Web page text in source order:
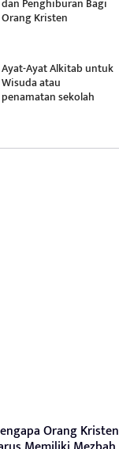
Orang Kristen
Ayat-Ayat Alkitab untuk
Wisuda atau
penamatan sekolah
Orang Kristen